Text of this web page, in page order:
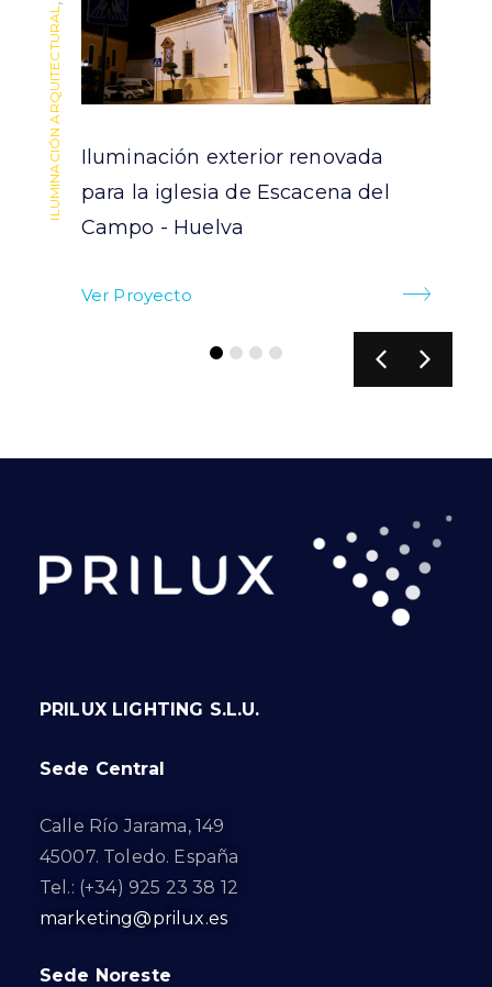
ILUMINACIÓN ARQUITECTURAL
,
Iluminación exterior renovada
para la iglesia de Escacena del
Campo - Huelva
Ver Proyecto
PRILUX LIGHTING S.L.U.
Sede Central
Calle Río Jarama, 149
45007. Toledo. España
Tel.: (+34) 925 23 38 12
marketing@prilux.es
Sede Noreste